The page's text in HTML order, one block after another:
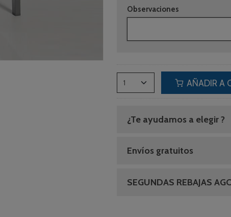
Observaciones
AÑADIR A
¿Te ayudamos a elegir ?
Envíos gratuitos
SEGUNDAS REBAJAS